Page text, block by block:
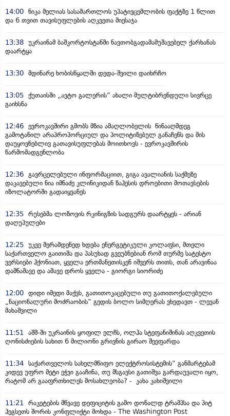
14:00 ნიკა მელიას სასამართლოს უპატივცემლობის ფაქტზე 1 წლით
და 6 თვით თავისუფლების აღკვეთა მიესაჯა
13:38 უკრაინამ ბაშკორტოსტანში ნავთობგადამამუშავებელ ქარხანას
დაარტყა
13:30 მდინარე ხობისწყალში დედა-შვილი დაიხრჩო
13:05 ქუთაისში „ავტო გალერის“ ახალი მულტიბრენდული სივრცე
გაიხსნა
12:46 ევროკავშირი გმობს მზია ამაღლობელის წინააღმდეგ
გამოტანილ არაპროპორციულ და პოლიტიზებულ განაჩენს და მის
დაუყოვნებლივ გათავისუფლებას მოითხოვს - ევროკავშირის
წარმომადგენლობა
12:36 გავრცელებული ინფორმაციით, გიგა ავალიანის საქმეზე
დაკავებული ნია იმნაძე კლინიკიდან ზაჰესის დროებითი მოთავსების
იზოლატორში გადაიყვანეს
12:35 რუსებმა ლოზოვის რკინიგზის სადგურს დაარტყეს - არიან
დაღუპულები
12:25 უკვე მერამდენედ ხდება ენერგეტიკული კოლაფსი, მთელი
საქართველო გაითიშა და პასუხად გვეუბნებიან რომ თურმე სატესტო
ვერსიები ჰქონიათ, ყველა ერთმანეთისკენ იშვერს თითს, თან არავინაა
დამნაშავე და ამავე დროს ყველა - გიორგი სიორიძე
12:00 დიდი იმედი მაქვს, გათითოკაცებული თუ გათითოქალებული
„ნაციონალური მოძრაობის“ გედის ბოლო სიმღერას ვხედავთ - ლევან
მახაშვილი
11:51
აშშ-ში უკრაინის ყოფილ ელჩს, ოლჰა სტეფანიშინას აღკვეთის
ღონისძიების სახით 6 მილიონი გრივნის გირაო შეეფარდა
11:34 საქართველოს სახელმწიფო ელექტროსისტემის“ განმარტებამ
კიდევ უფრო მეტი ეჭვი გააჩინა, თუ მსგავსი გათიშვა გარდაუვალი იყო,
რატომ არ გააფრთხილეს მოსახლეობა? - კახა კახიშვილი
11:21
რაკეტების მწვავე დეფიციტის გამო დონალდ ტრამპსა და პიტ
ჰეგსეთს შორის კონფლიქტი მოხდა - The Washington Post